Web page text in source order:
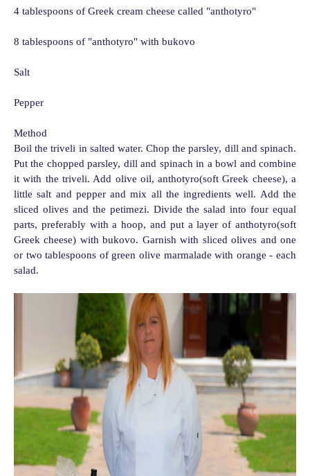
4 tablespoons of Greek cream cheese called "anthotyro"
8 tablespoons of "anthotyro" with bukovo
Salt
Pepper
Method
Boil the triveli in salted water. Chop the parsley, dill and spinach.
Put the chopped parsley, dill and spinach in a bowl and combine
it with the triveli. Add olive oil, anthotyro(soft Greek cheese), a
little salt and pepper and mix all the ingredients well. Add the
sliced olives and the petimezi. Divide the salad into four equal
parts, preferably with a hoop, and put a layer of anthotyro(soft
Greek cheese) with bukovo. Garnish with sliced olives and one
or two tablespoons of green olive marmalade with orange - each
salad.